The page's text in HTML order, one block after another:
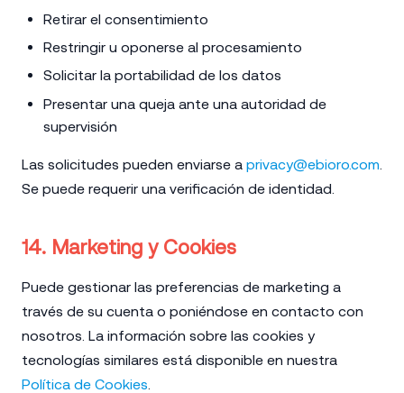
Retirar el consentimiento
Restringir u oponerse al procesamiento
Solicitar la portabilidad de los datos
Presentar una queja ante una autoridad de
supervisión
Las solicitudes pueden enviarse a privacy@ebioro.com
Se puede requerir una verificación de identidad.
14. Marketing y Cookies
Puede gestionar las preferencias de marketing a
través de su cuenta o poniéndose en contacto con
nosotros. La información sobre las cookies y
tecnologías similares está disponible en nuestra
Política de Cookies